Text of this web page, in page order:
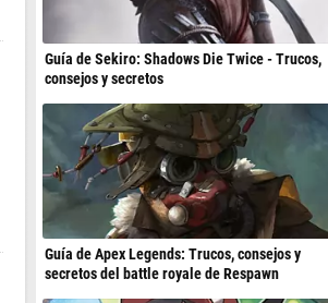
Guía de Sekiro: Shadows Die Twice - Trucos,
consejos y secretos
Guía de Apex Legends: Trucos, consejos y
secretos del battle royale de Respawn